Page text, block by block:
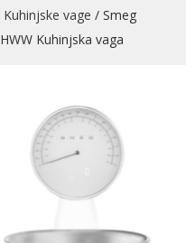
Kuhinjske vage / Smeg
Kuhinjska vaga